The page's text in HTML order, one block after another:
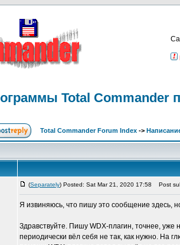
Total Commander
Total Commander Forum Index ->
(Separately) Posted: Sat Mar 21, 2020 17:58 Post
Я извиняюсь, что пишу это сообщение здесь,
Здравствуйте. Пишу WDX-плагин, точнее, уже
периодически вёл себя не так, как нужно. На